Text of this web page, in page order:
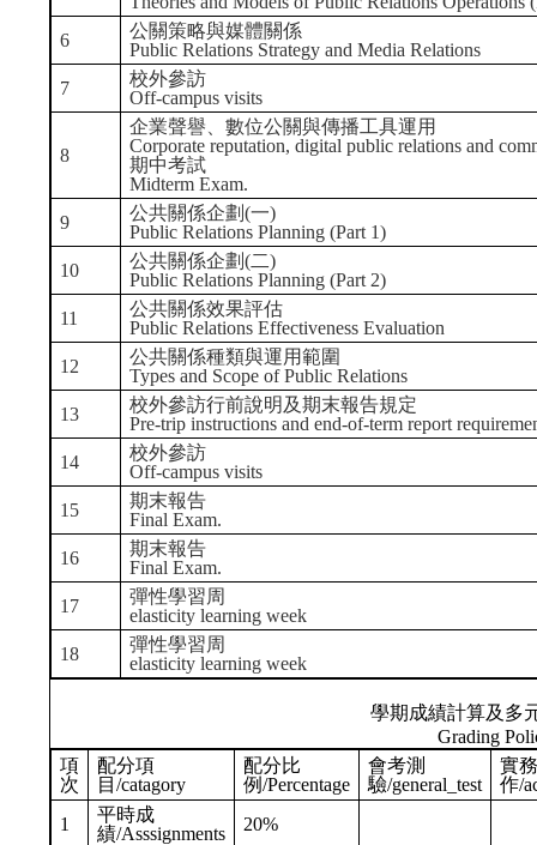
6
公關策略與媒體關係
Public Relations Strategy and Media Relations
7
校外參訪
Off-campus visits
8
企業聲譽、數位公關與傳播工具運用
Corporate reputation, digital public relations and
期中考試
Midterm Exam.
9
公共關係企劃(一)
Public Relations Planning (Part 1)
10
公共關係企劃(二)
Public Relations Planning (Part 2)
11
公共關係效果評估
Public Relations Effectiveness Evaluation
12
公共關係種類與運用範圍
Types and Scope of Public Relations
13
校外參訪行前說明及期末報告規定
Pre-trip instructions and end-of-term report
14
校外參訪
Off-campus visits
15
期末報告
Final Exam.
16
期末報告
Final Exam.
17
彈性學習周
elasticity learning week
18
彈性學習周
elasticity learning week
學期成績計算及多
Grading
項
次
配分項
目/catagory
配分比
例/Percentage
會考測
驗/general_test
實
作/
1
平時成
績/Asssignments
20%